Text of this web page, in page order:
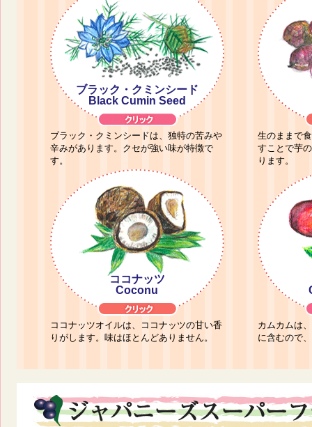
ブラック・クミンシード
Black Cumin Seed
ブラック・クミンシードは、独特の苦みや
辛みがあります。クセが強い味が特徴で
す。
生のままで
すことで芋
ります。
ココナッツ
Coconu
ココナッツオイルは、ココナッツの甘い香
りがします。味はほとんどありません。
カムカムは
に含むので